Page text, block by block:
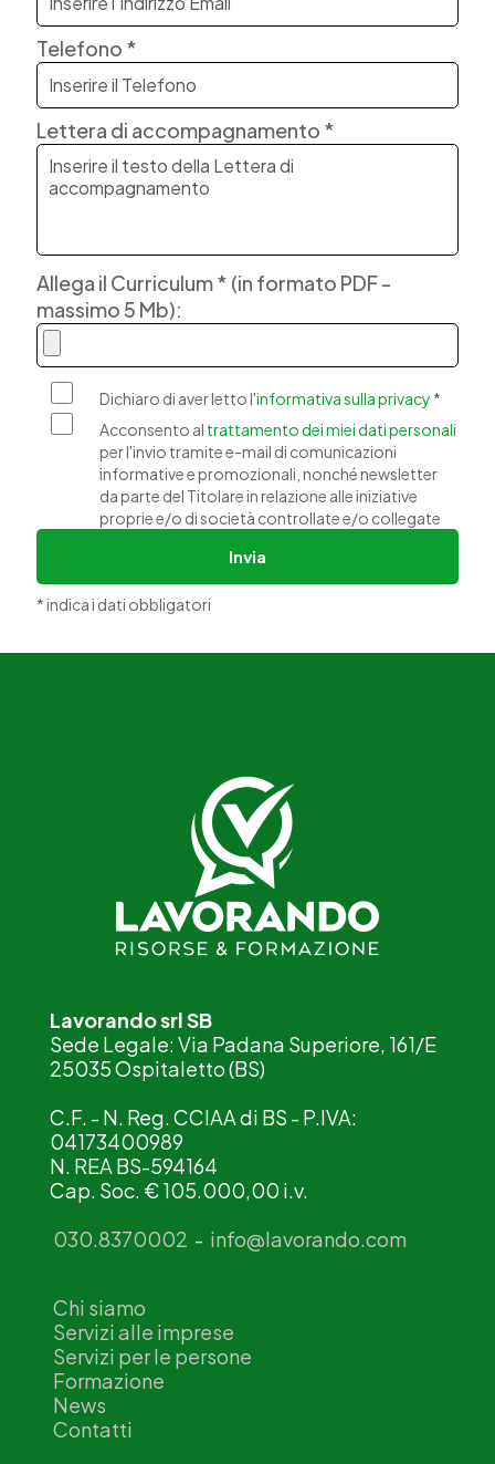
Telefono *
Lettera di accompagnamento *
Allega il Curriculum * (in formato PDF -
massimo 5 Mb):
Dichiaro di aver letto l'informativa sulla privacy *
Acconsento al trattamento dei miei dati personali
per l'invio tramite e-mail di comunicazioni
informative e promozionali, nonché newsletter
da parte del Titolare in relazione alle iniziative
proprie e/o di società controllate e/o collegate
Invia
* indica i dati obbligatori
Lavorando srl SB
Sede Legale: Via Padana Superiore, 161/E
25035 Ospitaletto (BS)
C.F. - N. Reg. CCIAA di BS - P.IVA:
04173400989
N. REA BS-594164
Cap. Soc. € 105.000,00 i.v.
030.8370002 - info@lavorando.com
Chi siamo
Servizi alle imprese
Servizi per le persone
Formazione
News
Contatti